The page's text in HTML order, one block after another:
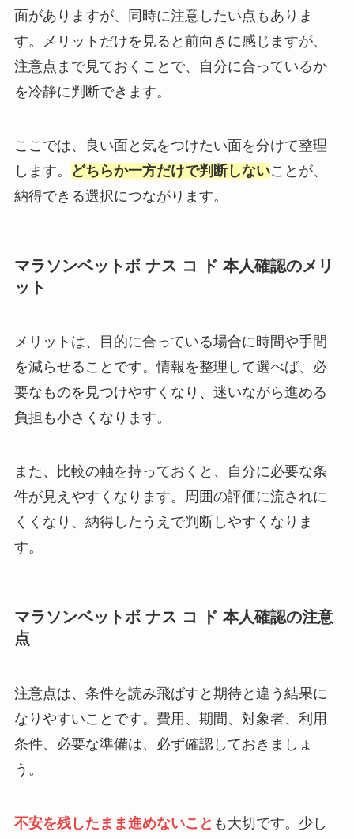
面がありますが、同時に注意したい点もありま
す。メリットだけを見ると前向きに感じますが、
注意点まで見ておくことで、自分に合っているか
を冷静に判断できます。
ここでは、良い面と気をつけたい面を分けて整理
します。
どちらか一方だけで判断しないことが、
納得できる選択につながります。
マラソンベットボ ナス コ ド 本人確認のメリ
ット
メリットは、目的に合っている場合に時間や手間
を減らせることです。情報を整理して選べば、必
要なものを見つけやすくなり、迷いながら進める
負担も小さくなります。
また、比較の軸を持っておくと、自分に必要な条
件が見えやすくなります。周囲の評価に流されに
くくなり、納得したうえで判断しやすくなりま
す。
マラソンベットボ ナス コ ド 本人確認の注意
点
注意点は、条件を読み飛ばすと期待と違う結果に
なりやすいことです。費用、期間、対象者、利用
条件、必要な準備は、必ず確認しておきましょ
う。
不安を残したまま進めないこと も大切です。少し